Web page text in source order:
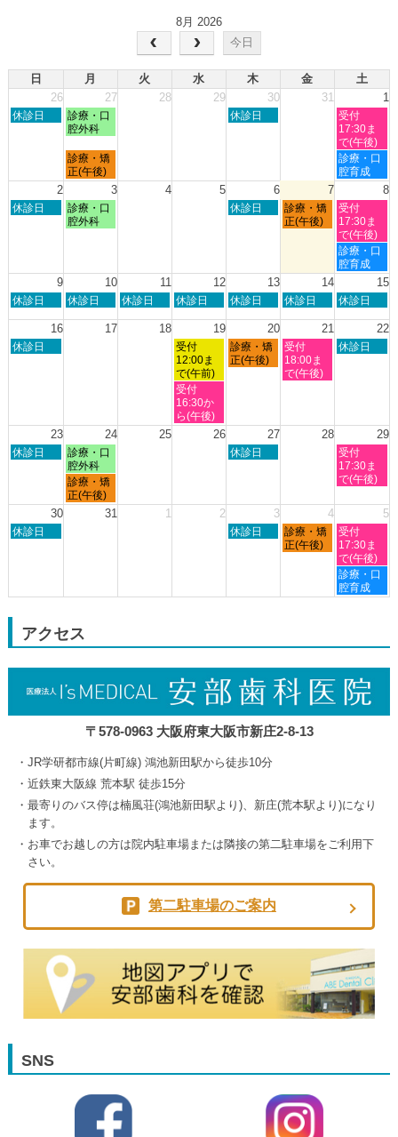
8月 2026
今日
日 月 火 水 木 金
土
26
27 28 29 30 31 1
日
26th
休診日
月
曜
7
月
27th
診療・口
腔外科
木
30th
休診日
土
曜
日,
8
月
1st
受付
17:30ま
で(午後)
月
曜
日,
月
27th
診療・矯
正(午後)
土
曜
日,
月
1st
2026
診療・口
腔育成
2 3 4 5 6 7 8
日
2nd
休診日
月
曜
3rd
診療・口
腔外科
木
6th
休診日
金
曜
7th
診療・矯
正(午後)
土
曜
日,
8
月
8th
受付
17:30ま
で(午後)
土
曜
日,
月
診療・口
腔育成
9 10 11 12 13 14 15
日
8
月
休診日
月
休診日
火
休診日
水
8
月
12th
2026
休診日
木
8
月
13th
休診日
金
8
月
14th
2026
休診日
土
8
月
休診日
16 17 18 19 20 21 22
日
2026
休診日
水
曜
日,
8
月
19th
2026
受付
12:00ま
で(午前)
木
曜
2026
診療・矯
正(午後)
金
曜
日,
2026
受付
18:00ま
で(午後)
土
2026
休診日
水
曜
日,
8
受付
16:30か
ら(午後)
23 24 25 26 27 28 29
日
月
2026
休診日
月
曜
日,
8
月
診療・口
腔外科
木
月
2026
休診日
土
曜
日,
月
2026
受付
17:30ま
で(午後)
月
曜
日,
診療・矯
正(午後)
30 31 1 2 3 4 5
日
30th
休診日
木
3rd
休診日
金
曜
4th
診療・矯
正(午後)
土
曜
日,
9
月
5th
受付
17:30ま
で(午後)
土
曜
日,
診療・口
腔育成
アクセス
〒578-0963 大阪府東大阪市新庄2-8-13
JR学研都市線(片町線) 鴻池新田駅から徒歩10分
近鉄東大阪線 荒本駅 徒歩15分
最寄りのバス停は楠風荘(鴻池新田駅より)、新庄(荒本駅より)になり
ます。
お車でお越しの方は院内駐車場または隣接の第二駐車場をご利用下
さい。
第二駐車場のご案内
SNS